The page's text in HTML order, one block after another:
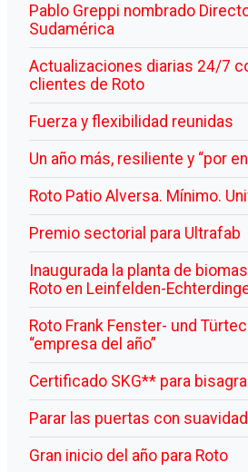
Pablo Greppi nombrado
Sudamérica
Actualizaciones diarias 24/7
clientes de Roto
Fuerza y flexibilidad reunidas
Un año más, resiliente y “por
Roto Patio Alversa. Mínimo.
Premio sectorial para Ultrafab
Inaugurada la planta de
Roto en Leinfelden-
Roto Frank Fenster- und
“empresa del año”
Certificado SKG** para
Parar las puertas con suavidad
Gran inicio del año para Roto